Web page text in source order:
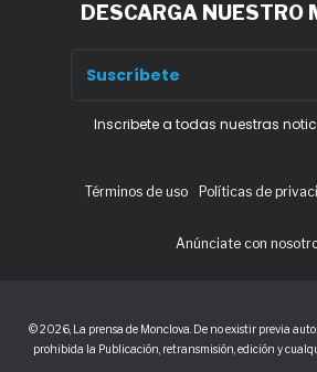
DESCARGA NUESTRO
Inscribete a todas nuestras
Términos de uso Políticas de
Anúnciate con
© 2026, La prensa de Monclova. De no existir previa
prohibida la Publicación, retransmisión, edición y